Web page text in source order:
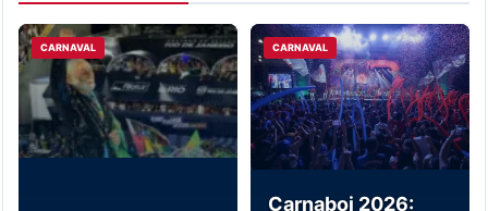
CARNAVAL CARNAVAL
Carnaboi 2026: